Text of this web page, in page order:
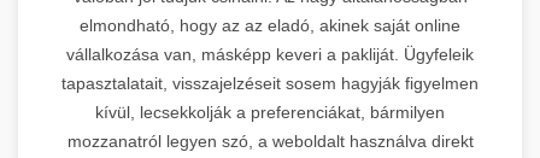
elmondható, hogy az az eladó, akinek saját online
vállalkozása van, másképp keveri a pakliját. Ügyfeleik
tapasztalatait, visszajelzéseit sosem hagyják figyelmen
kívül, lecsekkolják a preferenciákat, bármilyen
mozzanatról legyen szó, a weboldalt használva direkt